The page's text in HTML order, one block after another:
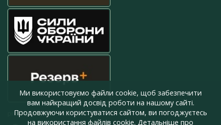
press@armyinform.com.ua
Ми використовуємо файли cookie, щоб забезпечити
вам найкращий досвід роботи на нашому сайті.
Продовжуючи користуватися сайтом, ви погоджуєтесь
на використання файлів cookie. Детальніше про